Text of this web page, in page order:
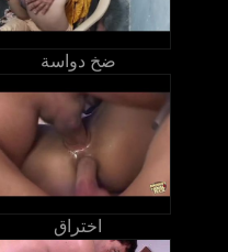
ضخ دواسة
اختراق